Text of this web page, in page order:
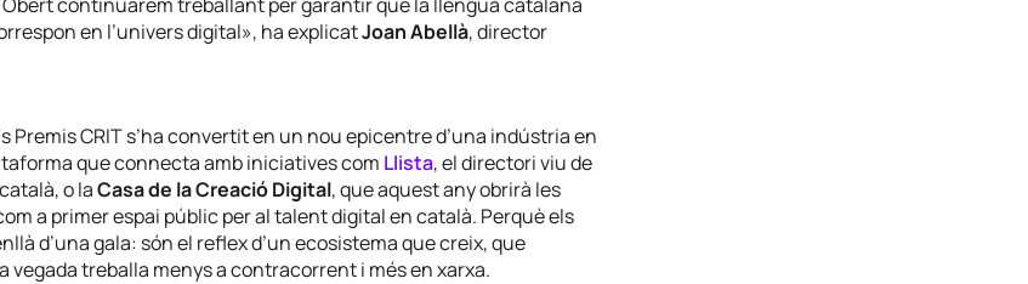
en l’univers digital», ha explicatJoan Abellà, director
Premis CRIT s’ha convertit en un nou epicentre d’una indústria en
que connecta amb iniciatives com Llista, el directori viu de
o laCasa de la Creació Digital, que aquest any obrirà les
a primer espai públic per al talent digital en català. Perquè els
d’una gala: són el reflex d’un ecosistema que creix, que
vegada treballa menys a contracorrent i més en xarxa.